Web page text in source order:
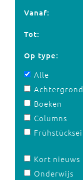
Vanaf:
Tot:
Op type:
Alle
Achtergrond
Boeken
Columns
Frühstücksei
Kort nieuws
Onderwijs